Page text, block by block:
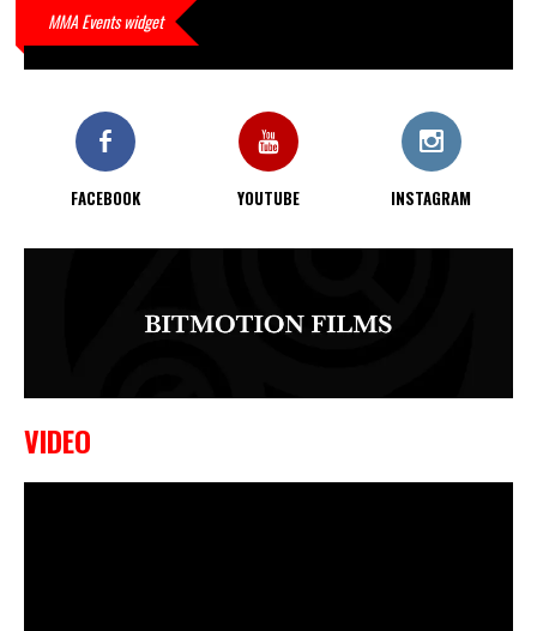
9 OKTOBER, 2023
waar hij van gemaakt is…
KO bij CWA Lowlands 7
MMA Events widget
FACEBOOK YOUTUBE INSTAGRAM
VIDEO